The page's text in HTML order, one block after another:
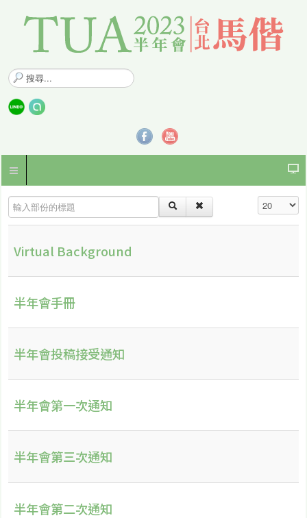
搜
尋
.
.
輸入部份的標題 顯示數目
Virtual Background
半年會手冊
半年會投稿接受通知
半年會第一次通知
半年會第三次通知
半年會第二次通知